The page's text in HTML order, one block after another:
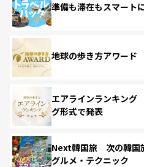
準備も滞在もスマー
地球の歩き方アワード
エアラインランキン
グ形式で発表
Next韓国旅 次の韓国
グルメ・テクニック